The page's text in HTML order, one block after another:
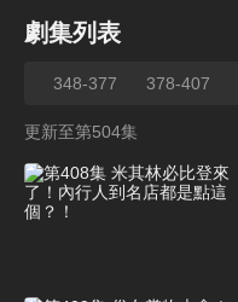
劇集列表
348-377 378-407
更新至第504集